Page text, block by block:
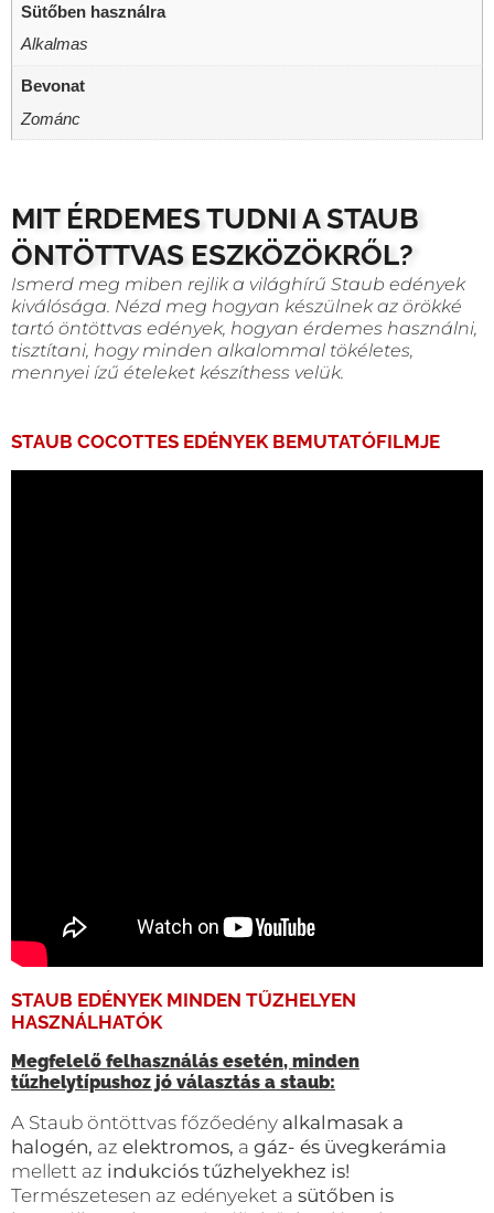
Sütőben használra
Alkalmas
Bevonat
Zománc
MIT ÉRDEMES TUDNI A STAUB
ÖNTÖTTVAS ESZKÖZÖKRŐL?
Ismerd meg miben rejlik a világhírű Staub edények
kiválósága. Nézd meg hogyan készülnek az örökké
tartó öntöttvas edények, hogyan érdemes használni,
tisztítani, hogy minden alkalommal tökéletes,
mennyei ízű ételeket készíthess velük.
STAUB COCOTTES EDÉNYEK BEMUTATÓFILMJE
STAUB EDÉNYEK MINDEN TŰZHELYEN
HASZNÁLHATÓK
Megfelelő felhasználás esetén, minden
tűzhelytípushoz jó választás a staub:
A Staub öntöttvas főzőedény alkalmasak a
halogén, az elektromos, a gáz- és üvegkerámia
mellett az indukciós tűzhelyekhez is!
Természetesen az edényeket a sütőben is